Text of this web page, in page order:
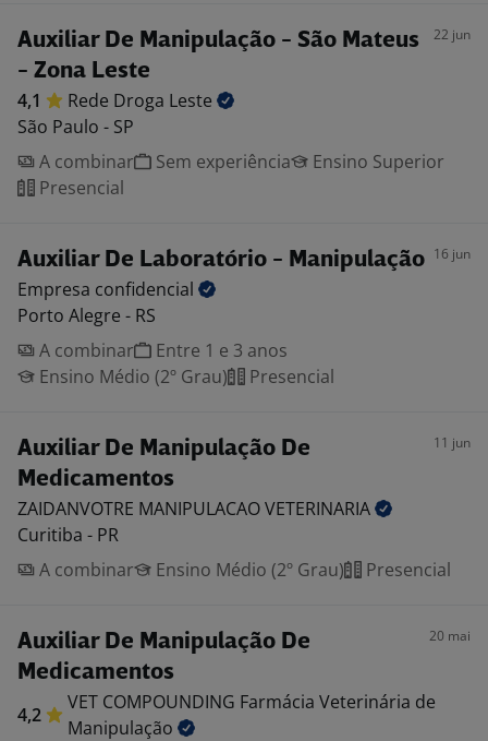
Auxiliar De Manipulação - São Mateus
- Zona Leste
22 jun
4,1 Rede Droga Leste
São Paulo - SP
A combinar
Sem experiência
Ensino Superior
Presencial
Auxiliar De Laboratório - Manipulação 16 jun
Empresa confidencial
Porto Alegre - RS
A combinar
Entre 1 e 3 anos
Ensino Médio (2º Grau)
Presencial
Auxiliar De Manipulação De
Medicamentos
11 jun
ZAIDANVOTRE MANIPULACAOVETERINARIA
Curitiba - PR
A combinar
Ensino Médio (2º Grau) Presencial
Auxiliar De Manipulação De
Medicamentos
20 mai
4,2
VET COMPOUNDING Farmácia Veterinária de
Manipulação